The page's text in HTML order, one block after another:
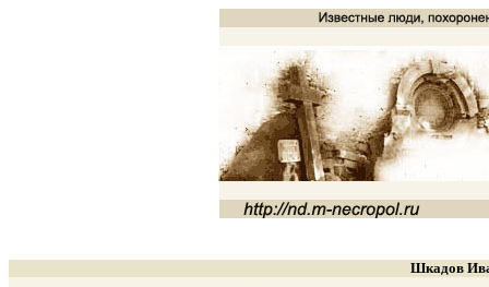
Шкадов